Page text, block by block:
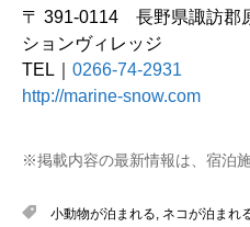
〒 391-0114 長野県諏訪郡
ションヴィレッジ
TEL｜ 0266-74-2931
http://marine-snow.com
※掲載内容の最新情報は、宿泊
小動物が泊まれる ネコが泊まれ